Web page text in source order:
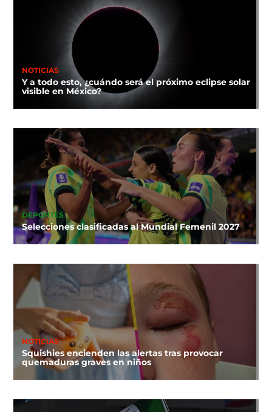
NOTICIAS
Y a todo esto, ¿cuándo será el próximo eclipse solar
visible en México?
DEPORTES
Selecciones clasificadas al Mundial Femenil 2027
NOTICIAS
Squishies encienden las alertas tras provocar
quemaduras graves en niños